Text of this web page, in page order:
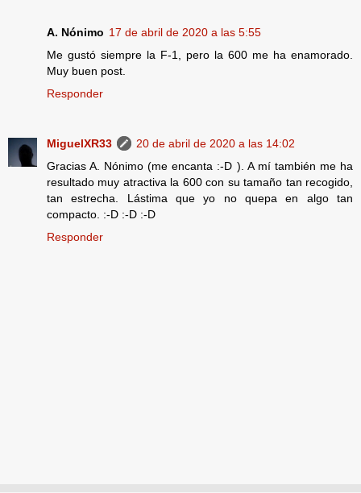
A. Nónimo 17 de abril de 2020 a las 5:55
Me gustó siempre la F-1, pero la 600 me ha enamorado.
Muy buen post.
Responder
MiguelXR33
20 de abril de 2020 a las 14:02
Gracias A. Nónimo (me encanta :-D ). A mí también me ha
resultado muy atractiva la 600 con su tamaño tan recogido,
tan estrecha. Lástima que yo no quepa en algo tan
compacto. :-D :-D :-D
Responder